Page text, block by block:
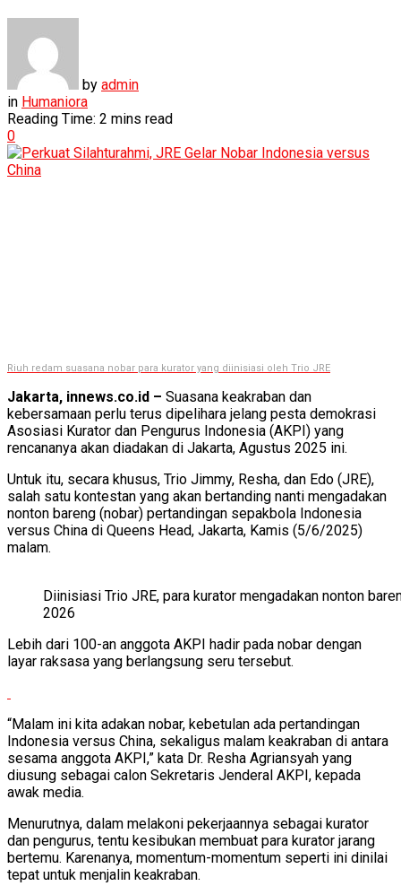
by admin
in Humaniora
Reading Time: 2 mins read
0
Riuh redam suasana nobar para kurator yang diinisiasi oleh Trio JRE
Jakarta, innews.co.id – Suasana keakraban dan
kebersamaan perlu terus dipelihara jelang pesta demokrasi
Asosiasi Kurator dan Pengurus Indonesia (AKPI) yang
rencananya akan diadakan di Jakarta, Agustus 2025 ini.
Untuk itu, secara khusus, Trio Jimmy, Resha, dan Edo (JRE),
salah satu kontestan yang akan bertanding nanti mengadakan
nonton bareng (nobar) pertandingan sepakbola Indonesia
versus China di Queens Head, Jakarta, Kamis (5/6/2025)
malam.
Diinisiasi Trio JRE, para kurator mengadakan nonton
2026
Lebih dari 100-an anggota AKPI hadir pada nobar dengan
layar raksasa yang berlangsung seru tersebut.
“Malam ini kita adakan nobar, kebetulan ada pertandingan
Indonesia versus China, sekaligus malam keakraban di antara
sesama anggota AKPI,” kata Dr. Resha Agriansyah yang
diusung sebagai calon Sekretaris Jenderal AKPI, kepada
awak media.
Menurutnya, dalam melakoni pekerjaannya sebagai kurator
dan pengurus, tentu kesibukan membuat para kurator jarang
bertemu. Karenanya, momentum-momentum seperti ini dinilai
tepat untuk menjalin keakraban.